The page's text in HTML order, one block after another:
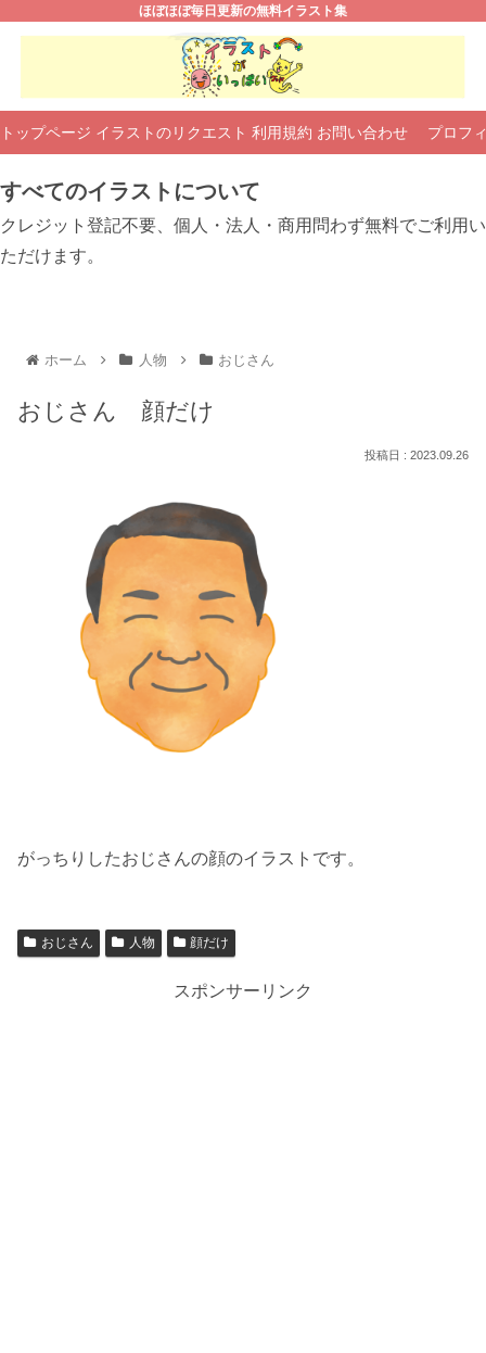
ほぼほぼ毎日更新の無料イラスト集
トップページ イラストのリクエスト 利用規約 お問い合わせ プロフ
すべてのイラストについて
クレジット登記不要、個人・法人・商用問わず無料でご利用い
ただけます。
ホーム 人物 おじさん
おじさん 顔だけ
2023.09.26
がっちりしたおじさんの顔のイラストです。
おじさん 人物 顔だけ
スポンサーリンク